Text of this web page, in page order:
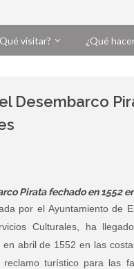
visitar? ¿Qué
Desembarco
Pirata fechado en 1552
por el Ayuntamiento de
Culturales, ha
abril de 1552 en las
turístico para las